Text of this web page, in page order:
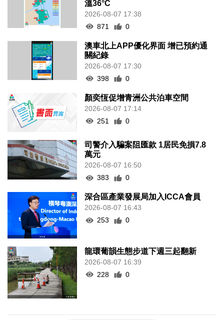
溫36°C
2026-08-07 17:38
871
0
澳車北上APP優化界面 增已預約通
關紀錄
2026-08-07 17:30
398
0
顏奕恆促增青洲公共泊車空間
2026-08-07 17:14
251
0
司警介入騙案阻匯款 1居民免損7.8
萬元
2026-08-07 16:50
383
0
深合區產業發展局加入ICCA會員
2026-08-07 16:43
253
0
龍環葡韻生態步道下週三起翻新
2026-08-07 16:39
228
0